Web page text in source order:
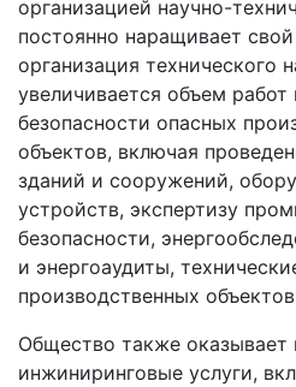
организацией научно-
постоянно наращивает
организация технического
увеличивается объем
безопасности опасных
объектов, включая
зданий и сооружений,
устройств, экспертизу
безопасности,
и энергоаудиты,
производственных
Общество также оказывает
инжиниринговые услуги,